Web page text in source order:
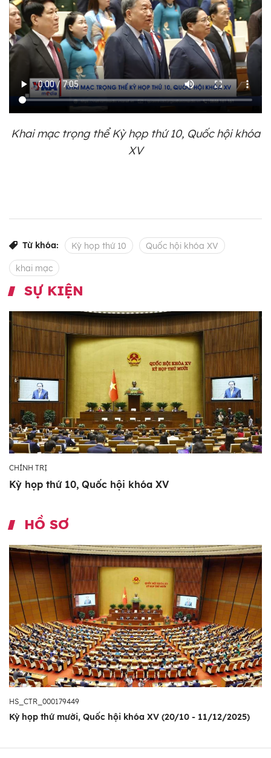
Khai mạc trọng thể Kỳ họp thứ 10, Quốc hội khóa
XV
Từ khóa: Kỳ họp thứ 10 Quốc hội khóa XV
khai mạc
SỰ KIỆN
CHÍNH TRỊ
Kỳ họp thứ 10, Quốc hội khóa XV
HỒ SƠ
HS_CTR_000179449
Kỳ họp thứ mười, Quốc hội khóa XV (20/10 - 11/12/2025)